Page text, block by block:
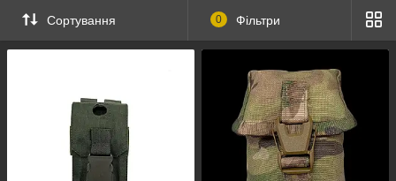
Сортування 0 Фільтри